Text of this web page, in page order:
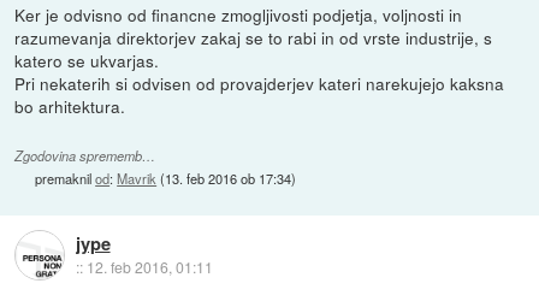
Ker je odvisno od financne zmogljivosti podjetja, voljnosti in
razumevanja direktorjev zakaj se to rabi in od vrste industrije, s
katero se ukvarjas.
Pri nekaterih si odvisen od provajderjev kateri narekujejo kaksna
bo arhitektura.
Zgodovina sprememb…
premaknilod:Mavrik (13. feb 2016 ob 17:34)
jype
:: 12. feb 2016, 01:11